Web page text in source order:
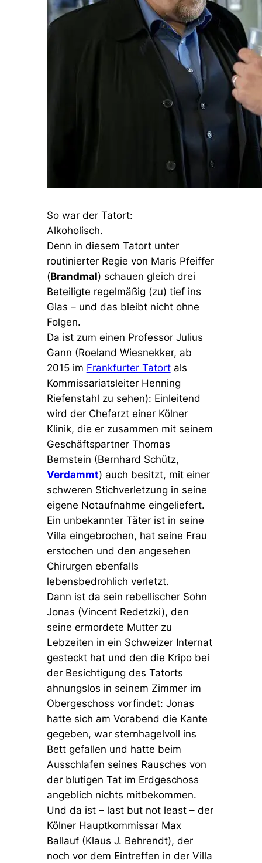
So war der Tatort:
Alkoholisch.
Denn in diesem Tatort unter
routinierter Regie von Maris Pfeiffer
(Brandmal) schauen gleich drei
Beteiligte regelmäßig (zu) tief ins
Glas – und das bleibt nicht ohne
Folgen.
Da ist zum einen Professor Julius
Gann (Roeland Wiesnekker, ab
2015 im Frankfurter Tatortals
Kommissariatsleiter Henning
Riefenstahl zu sehen): Einleitend
wird der Chefarzt einer Kölner
Klinik, die er zusammen mit seinem
Geschäftspartner Thomas
Bernstein (Bernhard Schütz,
Verdammt) auch besitzt, mit einer
schweren Stichverletzung in seine
eigene Notaufnahme eingeliefert.
Ein unbekannter Täter ist in seine
Villa eingebrochen, hat seine Frau
erstochen und den angesehen
Chirurgen ebenfalls
lebensbedrohlich verletzt.
Dann ist da sein rebellischer Sohn
Jonas (Vincent Redetzki), den
seine ermordete Mutter zu
Lebzeiten in ein Schweizer Internat
gesteckt hat und den die Kripo bei
der Besichtigung des Tatorts
ahnungslos in seinem Zimmer im
Obergeschoss vorfindet: Jonas
hatte sich am Vorabend die Kante
gegeben, war sternhagelvoll ins
Bett gefallen und hatte beim
Ausschlafen seines Rausches von
der blutigen Tat im Erdgeschoss
angeblich nichts mitbekommen.
Und da ist – last but not least – der
Kölner Hauptkommissar Max
Ballauf (Klaus J. Behrendt), der
noch vor dem Eintreffen in der Villa